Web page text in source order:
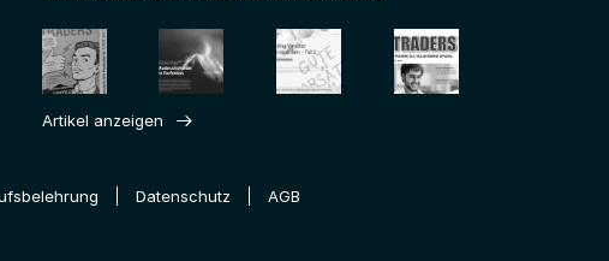
Artikel anzeigen
Datenschutz AGB